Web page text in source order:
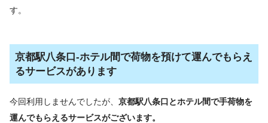
す。
京都駅八条口-ホテル間で荷物を預けて運んでもらえ
るサービスがあります
今回利用しませんでしたが、 京都駅八条口とホテル間で手荷物を
運んでもらえるサービスがございます。